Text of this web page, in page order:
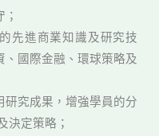
先進商業知識及研究技
國際金融、環球策略及
究成果，增強學員的分
決定策略；